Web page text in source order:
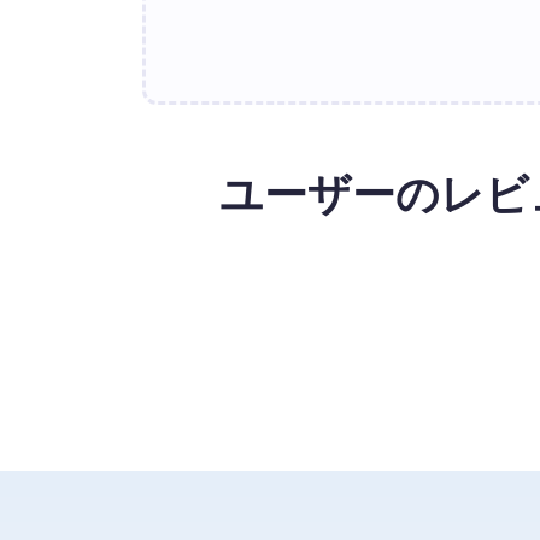
ユーザーのレビ